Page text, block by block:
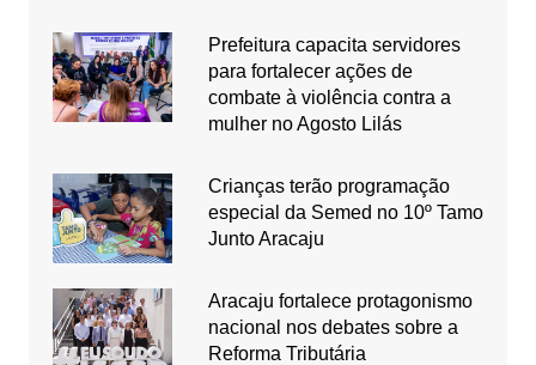
Prefeitura capacita servidores
para fortalecer ações de
combate à violência contra a
mulher no Agosto Lilás
Crianças terão programação
especial da Semed no 10º Tamo
Junto Aracaju
Aracaju fortalece protagonismo
nacional nos debates sobre a
Reforma Tributária